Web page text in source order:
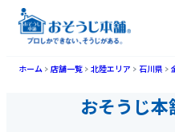
ホーム 店舗一覧 北陸エリア 石川県
おそうじ